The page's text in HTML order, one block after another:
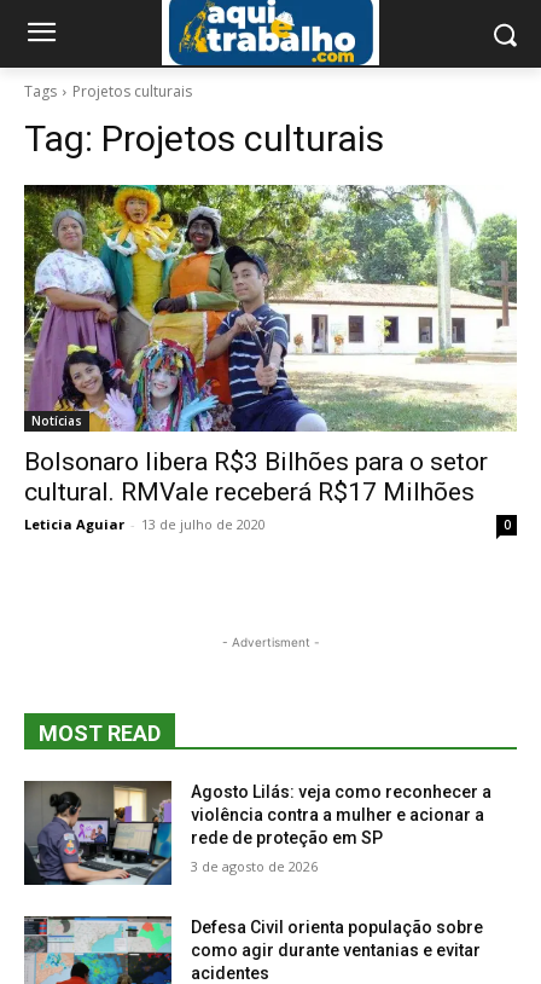
Tags Projetos culturais
Tag: Projetos culturais
Notícias
Bolsonaro libera R$3 Bilhões para o setor
cultural. RMVale receberá R$17 Milhões
Leticia Aguiar - 13 de julho de 2020 0
- Advertisment -
MOST READ
Agosto Lilás: veja como reconhecer a
violência contra a mulher e acionar a
rede de proteção em SP
3 de agosto de 2026
Defesa Civil orienta população sobre
como agir durante ventanias e evitar
acidentes